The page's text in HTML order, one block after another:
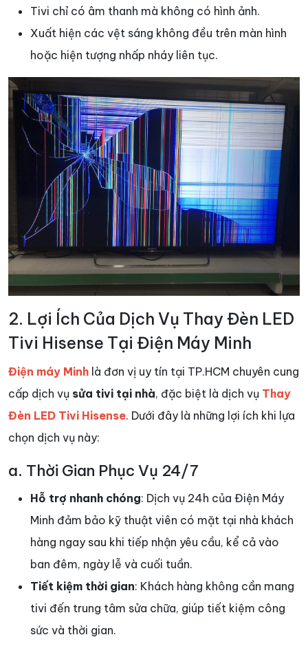
Tivi chỉ có âm thanh mà không có hình ảnh.
Xuất hiện các vệt sáng không đều trên màn hình
hoặc hiện tượng nhấp nháy liên tục.
2. Lợi Ích Của Dịch Vụ Thay Đèn LED
Tivi Hisense Tại Điện Máy Minh
Điện máy Minh là đơn vị uy tín tại TP.HCM chuyên cung
cấp dịch vụ sửa tivi tại nhà, đặc biệt là dịch vụ Thay
Đèn LED Tivi Hisense. Dưới đây là những lợi ích khi lựa
chọn dịch vụ này:
a. Thời Gian Phục Vụ 24/7
Hỗ trợ nhanh chóng: Dịch vụ 24h của Điện Máy
Minh đảm bảo kỹ thuật viên có mặt tại nhà khách
hàng ngay sau khi tiếp nhận yêu cầu, kể cả vào
ban đêm, ngày lễ và cuối tuần.
Tiết kiệm thời gian: Khách hàng không cần mang
tivi đến trung tâm sửa chữa, giúp tiết kiệm công
sức và thời gian.